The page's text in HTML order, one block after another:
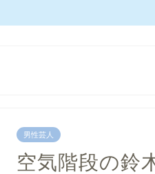
男性芸人
空気階段の鈴